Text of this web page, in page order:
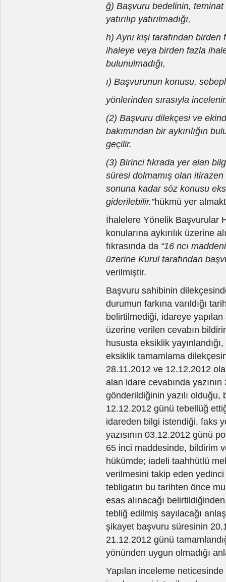
ğ) Başvuru bedelinin, teminat
yatırılıp yatırılmadığı,
h) Aynı kişi tarafından
ihaleye veya birden fazla
bulunulmadığı,
ı) Başvurunun konusu,
yönlerinden sırasıyla
(2) Başvuru dilekçesi ve
bakımından bir aykırılığın
geçilir.
(3) Birinci fıkrada yer alan
süresi dolmamış olan
sonuna kadar söz konusu
giderilebilir.”hükmü yer
İhalelere Yönelik Başvurular
konularına aykırılık üzerine
fıkrasında da “16 ncı
üzerine Kurul tarafından
verilmiştir.
Başvuru sahibinin
durumun farkına varıldığı
belirtilmediği, idareye
üzerine verilen cevabın
hususta eksiklik
eksiklik tamamlama
28.11.2012 ve 12.12.2012
alan idare cevabında
gönderildiğinin yazılı olduğu,
12.12.2012 günü tebellüğ
idareden bilgi istendiği, faks
yazısının 03.12.2012 günü
65 inci maddesinde, bildirim
hükümde; iadeli taahhütlü
verilmesini takip eden yedinci
tebligatın bu tarihten önce
esas alınacağı
tebliğ edilmiş sayılacağı
şikayet başvuru süresinin
21.12.2012 günü
yönünden uygun olmadığı
Yapılan inceleme